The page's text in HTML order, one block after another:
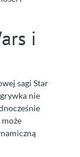
i
sagi Star
nie